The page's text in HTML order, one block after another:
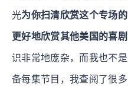
光为你扫清欣赏这个专场
更好地欣赏其他美国的喜剧
识非常地庞杂，而我也不
备每集节目，我查阅了很